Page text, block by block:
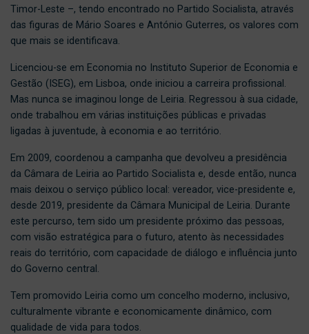
Timor-Leste –, tendo encontrado no Partido Socialista, através
das figuras de Mário Soares e António Guterres, os valores com
que mais se identificava.
Licenciou-se em Economia no Instituto Superior de Economia e
Gestão (ISEG), em Lisboa, onde iniciou a carreira profissional.
Mas nunca se imaginou longe de Leiria. Regressou à sua cidade,
onde trabalhou em várias instituições públicas e privadas
ligadas à juventude, à economia e ao território.
Em 2009, coordenou a campanha que devolveu a presidência
da Câmara de Leiria ao Partido Socialista e, desde então, nunca
mais deixou o serviço público local: vereador, vice-presidente e,
desde 2019, presidente da Câmara Municipal de Leiria. Durante
este percurso, tem sido um presidente próximo das pessoas,
com visão estratégica para o futuro, atento às necessidades
reais do território, com capacidade de diálogo e influência junto
do Governo central.
Tem promovido Leiria como um concelho moderno, inclusivo,
culturalmente vibrante e economicamente dinâmico, com
qualidade de vida para todos.